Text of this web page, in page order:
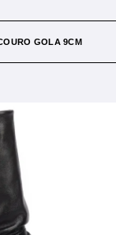
GOLA 9CM